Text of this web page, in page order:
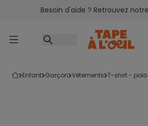
Accéder au contenu
Besoin d'aide ? Retrouvez
enfant garçon vêtements t-shirt -